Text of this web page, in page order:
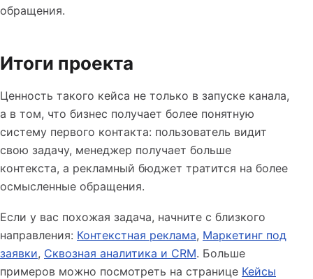
обращения.
Итоги проекта
Ценность такого кейса не только в запуске канала,
а в том, что бизнес получает более понятную
систему первого контакта: пользователь видит
свою задачу, менеджер получает больше
контекста, а рекламный бюджет тратится на более
осмысленные обращения.
Если у вас похожая задача, начните с близкого
направления: Контекстная реклама, Маркетинг под
заявки, Сквозная аналитика и CRM. Больше
примеров можно посмотреть на странице Кейсы